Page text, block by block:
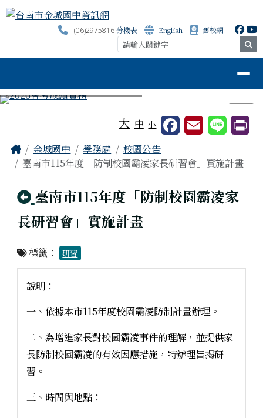
跳至主內容區
台南市金城國中資訊網
(06)2975816分機表 English 舊校網
⏸
大 中 小
主內容區域
Home
金城國中 學務處
校園公告
臺南市115年度「防制校園霸凌家長研習會」實施計畫
回上頁
臺南市115年度「防制校園霸凌家
長研習會」實施計畫
標籤： 研習
說明：
一、依據本市115年度校園霸凌防制計畫辦理。
二、為增進家長對校園霸凌事件的理解，並提供家
長防制校園霸凌的有效因應措施，特辦理旨揭研
習。
三、時間與地點：
頁尾區域